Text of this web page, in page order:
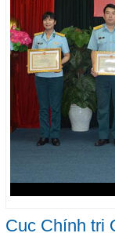
Cục Chính trị